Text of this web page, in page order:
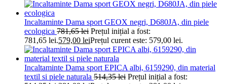
Incaltaminte Dama sport GEOX negri, D680JA, din piele
ecologica 781,65lei Prețul inițial a fost:
781,65 lei.579,00 leiPrețul curent este: 579,00 lei.
Incaltaminte Dama sport EPICA albi, 6159290, din material
textil si piele naturala 514,35lei Prețul inițial a fost: